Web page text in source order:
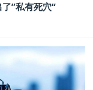
”私有死穴“